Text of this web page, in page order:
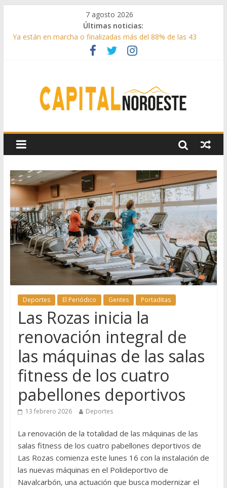
7 agosto 2026
Últimas noticias:
Ya están en marcha o finalizadas más del 88% de las 43
medidas urgentes para reconstruir la Sierra Oeste
Cerca de 33.000 asistentes en los espectáculos de la
kilos de forraje a las ganaderías afectadas por los incendios
de la Sierra Oeste
Guadarrama abre matricula 2026-2027 del Aula de
Humanidades
Deportes El Periódico Gentes Portaditas
Las Rozas inicia la
renovación integral de
las máquinas de las salas
fitness de los cuatro
pabellones deportivos
13 febrero 2026 Deportes
La renovación de la totalidad de las máquinas de las
salas fitness de los cuatro pabellones deportivos de
Las Rozas comienza este lunes 16 con la instalación de
las nuevas máquinas en el Polideportivo de
Navalcarbón, una actuación que busca modernizar el